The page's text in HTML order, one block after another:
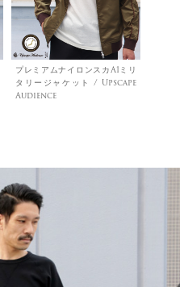
プレミアムナイロンスカA1ミリ
タリージャケット / Upscape
Audience